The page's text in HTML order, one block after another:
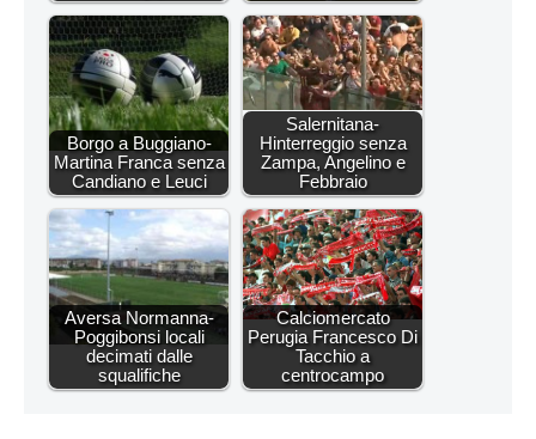
Borgo a Buggiano-
Martina Franca senza
Candiano e Leuci
Salernitana-
Hinterreggio senza
Zampa, Angelino e
Febbraio
Aversa Normanna-
Poggibonsi locali
decimati dalle
squalifiche
Calciomercato
Perugia Francesco Di
Tacchio a
centrocampo